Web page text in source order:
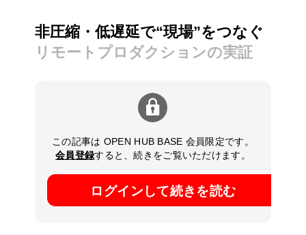
非圧縮・低遅延で“現場”をつなぐ
リモートプロダクションの実証
この記事は OPEN HUB BASE 会員限定です。
会員登録すると、続きをご覧いただけます。
ログインして続きを読む